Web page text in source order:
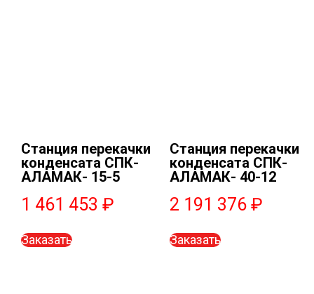
Станция перекачки
конденсата СПК-
АЛАМАК- 15-5
1 461 453 ₽
Заказать
Станция перекачки
конденсата СПК-
АЛАМАК- 40-12
2 191 376₽
Заказать